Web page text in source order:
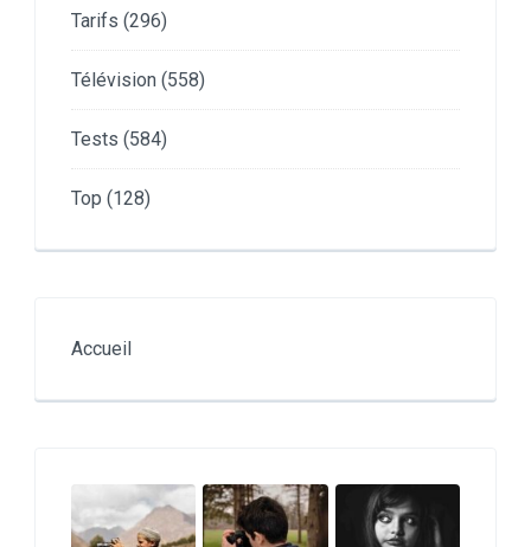
Tarifs (296)
Télévision (558)
Tests (584)
Top (128)
Accueil